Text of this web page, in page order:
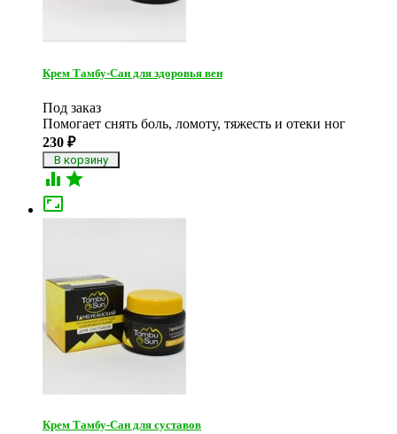
Крем Тамбу-Сан для здоровья вен
Под заказ
Помогает снять боль, ломоту, тяжесть и отеки ног
230 ₽
 

Крем Тамбу-Сан для суставов